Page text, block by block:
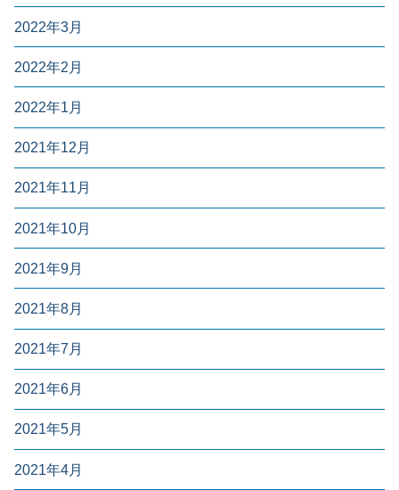
2022年3月
2022年2月
2022年1月
2021年12月
2021年11月
2021年10月
2021年9月
2021年8月
2021年7月
2021年6月
2021年5月
2021年4月